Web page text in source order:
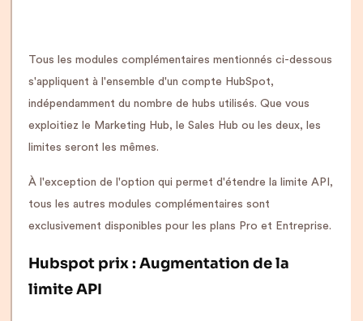
Tous les modules complémentaires mentionnés ci-dessous
s'appliquent à l'ensemble d'un compte HubSpot,
indépendamment du nombre de hubs utilisés. Que vous
exploitiez le Marketing Hub, le Sales Hub ou les deux, les
limites seront les mêmes.
À l'exception de l'option qui permet d'étendre la limite API,
tous les autres modules complémentaires sont
exclusivement disponibles pour les plans Pro et Entreprise.
Hubspot prix : Augmentation de la
limite API